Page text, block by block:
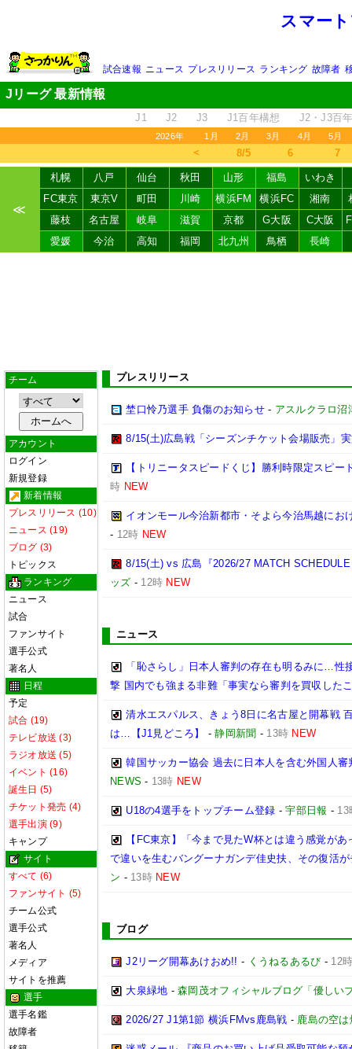
スマー
試合速報 ニュース プレスリリース ランキング 故障者
Jリーグ 最新情報
J1 J2 J3 J1百年構想 J2・J3百
2026年 1月 2月 3月 4月 5月
＜ 8/5 6 7
≪
札幌 八戸 仙台 秋田 山形 福島
いわき
FC東京
東京V 町田 川崎 横浜FM 横浜FC 湘南
藤枝
名古屋 岐阜 滋賀 京都 G大阪 C大阪
愛媛
今治 高知 福岡 北九州 鳥栖 長崎
チーム
アカウント
ログイン
新規登録
新着情報
プレスリリース (10)
ニュース (19)
ブログ (3)
トピックス
ランキング
ニュース
試合
ファンサイト
選手公式
著名人
日程
予定
試合 (19)
テレビ放送 (3)
ラジオ放送 (5)
イベント (16)
誕生日 (5)
チケット発売 (4)
選手出演 (9)
キャンプ
サイト
すべて (6)
ファンサイト (5)
チーム公式
選手公式
著名人
メディア
サイトを推薦
選手
選手名鑑
故障者
プレスリリース
埜口怜乃選手 負傷のお知らせ - アスルクラロ沼
8/15(土)広島戦「シーズンチケット会場販売」
【トリニータスピードくじ】勝利時限定スピー
時 NEW
イオンモール今治新都市・そよら今治馬越にお
- 12時 NEW
8/15(土) vs 広島『2026/27 MATCH
ッズ - 12時 NEW
ニュース
「恥さらし」日本人審判の存在も明るみに…性
撃 国内でも強まる非難「事実なら審判を買収した
清水エスパルス、きょう8日に名古屋と開幕戦
は…【J1見どころ】
-静岡新聞 - 13時 NEW
韓国サッカー協会 過去に日本人を含む外国人
NEWS - 13時 NEW
U18の4選手をトップチーム登録 -宇部日報 - 13
【FC東京】「今まで見たW杯とは違う感覚が
で違いを生むバングーナガンデ佳史扶、その復活
ン - 13時 NEW
ブログ
J2リーグ開幕あけおめ!! - くうねるあるび - 12
大泉緑地 -森岡茂オフィシャルブログ「優しい
2026/27 J1第1節 横浜FMvs鹿島戦 - 鹿島の空